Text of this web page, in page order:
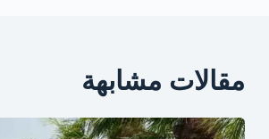
مقالات مشابهة